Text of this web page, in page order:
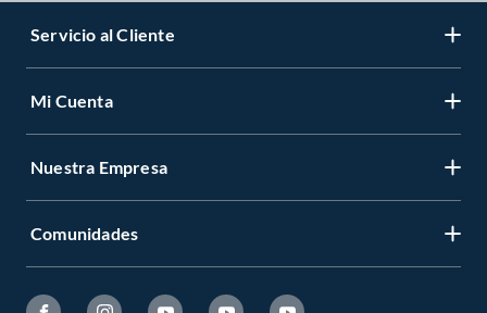
Servicio al Cliente
Mi Cuenta
Nuestra Empresa
Comunidades